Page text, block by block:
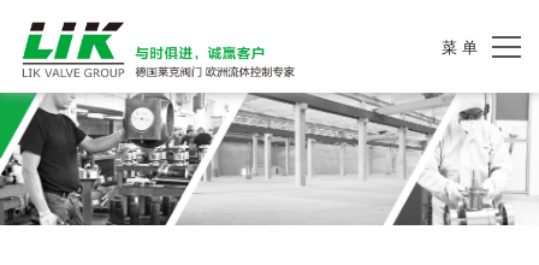
菜 单